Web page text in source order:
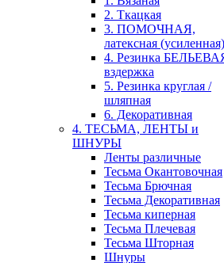
2. Ткацкая
3. ПОМОЧНАЯ,
латексная (усиленная)
4. Резинка
вздержка
5. Резинка круглая /
шляпная
6. Декоративная
4. ТЕСЬМА, ЛЕНТЫ и
ШНУРЫ
Ленты различные
Тесьма Окантовочная
Тесьма Брючная
Тесьма Декоративная
Тесьма киперная
Тесьма Плечевая
Тесьма Шторная
Шнуры